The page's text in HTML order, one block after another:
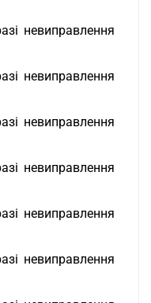
невиправлення
невиправлення
невиправлення
невиправлення
невиправлення
невиправлення